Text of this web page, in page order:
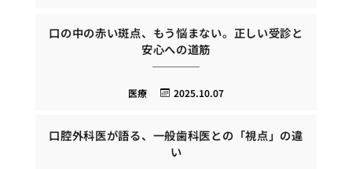
口の中の赤い斑点、もう悩まない。正しい受診と
安心への道筋
2025.10.07
医療
口腔外科医が語る、一般歯科医との「視点」の違
い